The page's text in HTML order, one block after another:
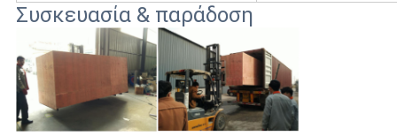
Συσκευασία & παράδοση